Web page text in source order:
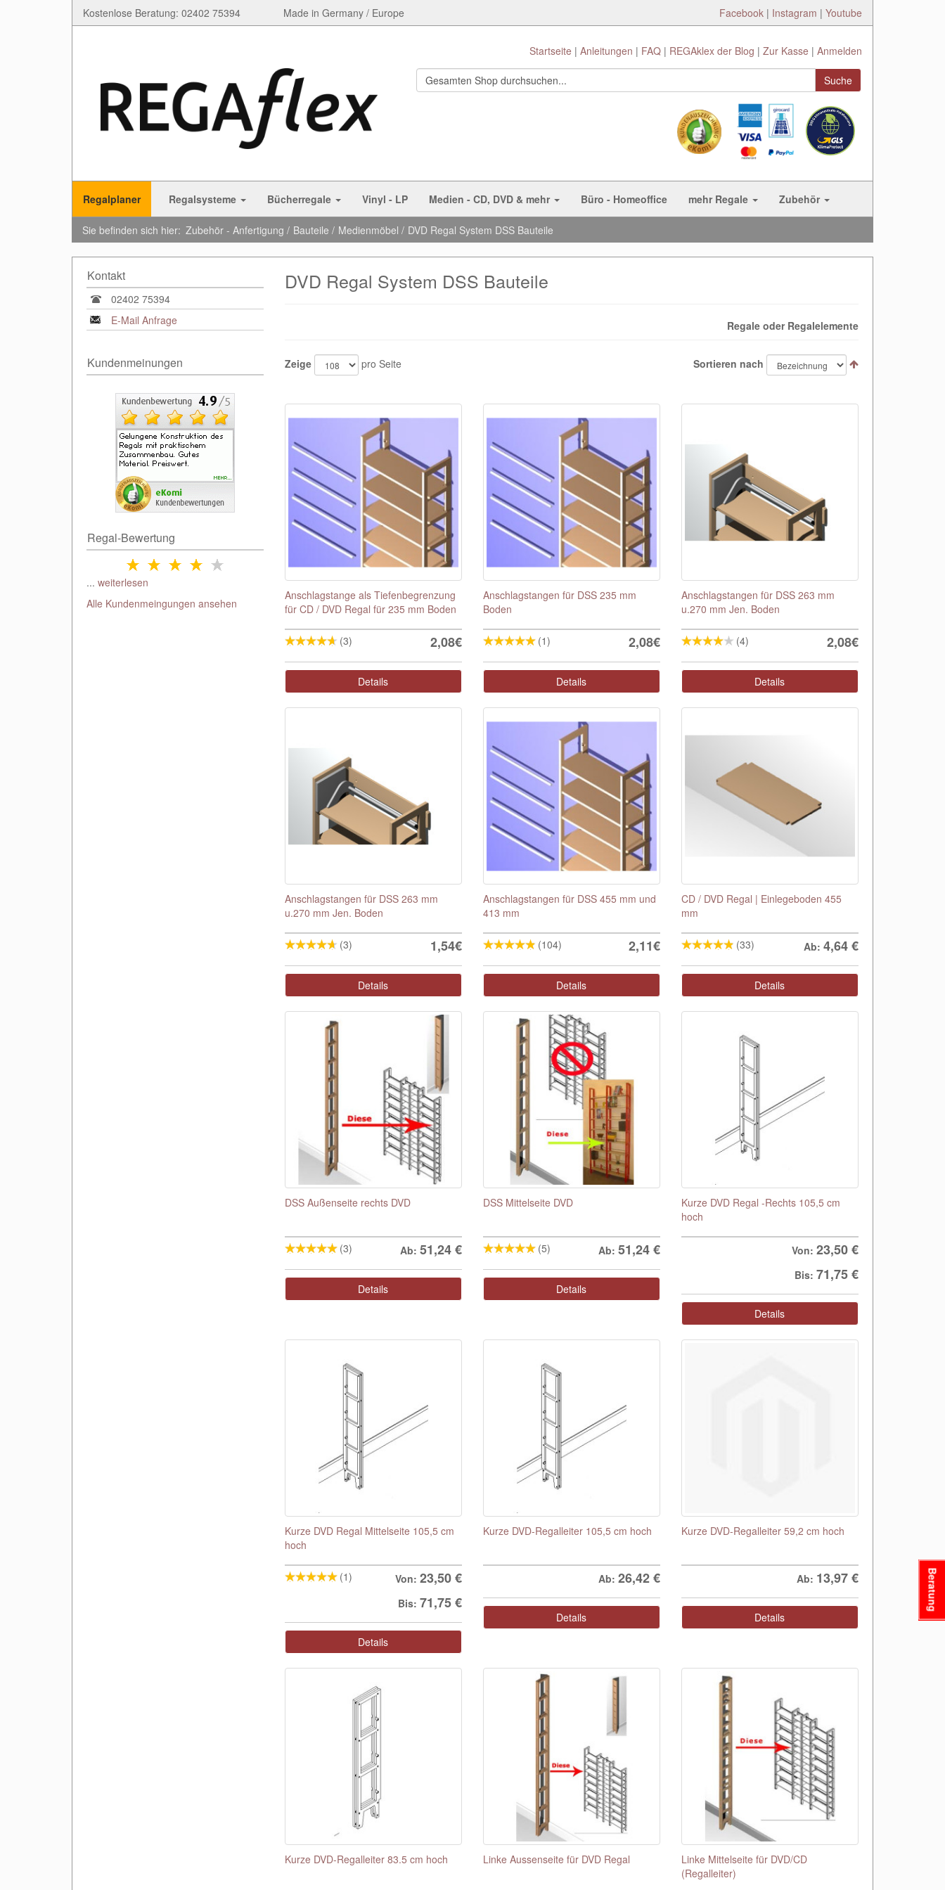
Kostenlose Beratung: 02402 75394 Made in Germany / Europe Facebook | Instagram | Youtube
Startseite Anleitungen FAQ REGAklex der Blog Zur Kasse Anmelden
Suche
Regalplaner Regalsysteme Bücherregale Vinyl - LP Medien - CD, DVD & mehr Büro - Homeoffice mehr Regale Zubehör
Sie befinden sich hier: Zubehör - Anfertigung Bauteile Medienmöbel DVD Regal System DSS Bauteile
Kontakt
02402 75394
E-Mail Anfrage
Kundenmeinungen
Regal-Bewertung
... weiterlesen
Alle Kundenmeingungen ansehen
DVD Regal System DSS Bauteile
Regale oder Regalelemente
Zeige pro Seite Sortieren nach
Anschlagstange als Tiefenbegrenzung
für CD / DVD Regal für 235 mm Boden
(3) 2,08€
Details
Anschlagstangen für DSS 235 mm
Boden
(1) 2,08€
Details
Anschlagstangen für DSS 263 mm
u.270 mm Jen. Boden
(4) 2,08€
Details
Anschlagstangen für DSS 263 mm
u.270 mm Jen. Boden
(3) 1,54€
Details
Anschlagstangen für DSS 455 mm und
413 mm
(104) 2,11€
Details
CD / DVD Regal | Einlegeboden 455
mm
(33) Ab: 4,64€
Details
DSS Außenseite rechts DVD
(3) Ab: 51,24€
Details
DSS Mittelseite DVD
(5) Ab: 51,24€
Details
Kurze DVD Regal -Rechts 105,5 cm
hoch
Von: 23,50 €
Bis: 71,75 €
Details
Kurze DVD Regal Mittelseite 105,5 cm
hoch
(1) Von: 23,50 €
Bis: 71,75 €
Details
Kurze DVD-Regalleiter 105,5 cm hoch
Ab: 26,42€
Details
Kurze DVD-Regalleiter 59,2 cm hoch
Ab: 13,97€
Details
Kurze DVD-Regalleiter 83.5 cm hoch Linke Aussenseite für DVD Regal
Linke Mittelseite für DVD/CD
(Regalleiter)
Beratung